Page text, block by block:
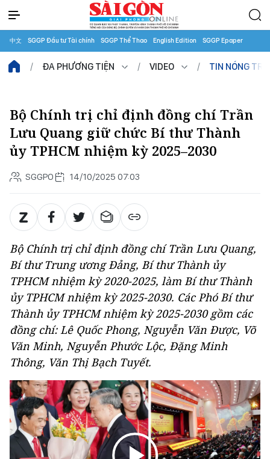
中文 SGGP Đầu tư Tài chính SGGP Thể Thao English Edition SGGP Epaper
ĐA PHƯƠNG TIỆN VIDEO TIN NÓNG
Bộ Chính trị chỉ định đồng chí Trần
Lưu Quang giữ chức Bí thư Thành
ủy TPHCM nhiệm kỳ 2025–2030
SGGPO 14/10/2025 07:03
Bộ Chính trị chỉ định đồng chí Trần Lưu Quang,
Bí thư Trung ương Đảng, Bí thư Thành ủy
TPHCM nhiệm kỳ 2020-2025, làm Bí thư Thành
ủy TPHCM nhiệm kỳ 2025-2030. Các Phó Bí thư
Thành ủy TPHCM nhiệm kỳ 2025-2030 gồm các
đồng chí: Lê Quốc Phong, Nguyễn Văn Được, Võ
Văn Minh, Nguyễn Phước Lộc, Đặng Minh
Thông, Văn Thị Bạch Tuyết.